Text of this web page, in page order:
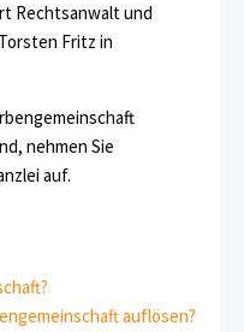
Rechtsanwalt und
Fritz in
nehmen Sie
auf.
auflösen?